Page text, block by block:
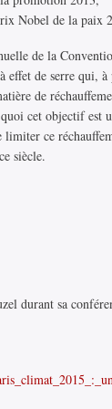
Nobel de la paix
de la
effet de serre qui,
de
cet objectif
ce
siècle.
durant sa